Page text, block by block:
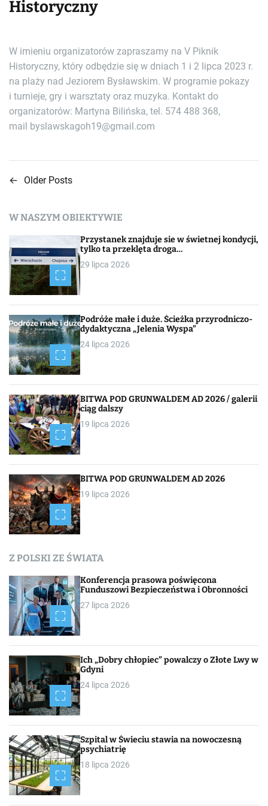
Historyczny
W imieniu organizatorów zapraszamy na V Piknik
Historyczny, który odbędzie się w dniach 1 i 2 lipca 2023 r.
na plaży nad Jeziorem Bysławskim. W programie pokazy
i turnieje, gry i warsztaty oraz muzyka. Kontakt do
organizatorów: Martyna Bilińska, tel. 574 488 368,
mail byslawskagoh19@gmail.com
N
i
g
a
c
j
a
p
o
w
p
i
s
a
← Older Posts
W NASZYM OBIEKTYWIE
Przystanek znajduje sie w świetnej kondycji,
tylko ta przeklęta droga…
29 lipca 2026
Podróże małe i duże. Ścieżka przyrodniczo-
dydaktyczna „Jelenia Wyspa”
24 lipca 2026
BITWA POD GRUNWALDEM AD 2026 / galerii
ciąg dalszy
19 lipca 2026
BITWA POD GRUNWALDEM AD 2026
19 lipca 2026
Z POLSKI ZE ŚWIATA
Konferencja prasowa poświęcona
Funduszowi Bezpieczeństwa i Obronności
27 lipca 2026
Ich „Dobry chłopiec” powalczy o Złote Lwy w
Gdyni
24 lipca 2026
Szpital w Świeciu stawia na nowoczesną
psychiatrię
18 lipca 2026